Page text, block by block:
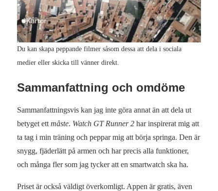
Du kan skapa peppande filmer såsom dessa att dela i sociala
medier eller skicka till vänner direkt.
Sammanfattning och omdöme
Sammanfattningsvis kan jag inte göra annat än att dela ut
betyget ett måste. Watch GT Runner 2 har inspirerat mig att
ta tag i min träning och peppar mig att börja springa. Den är
snygg, fjäderlätt på armen och har precis alla funktioner,
och många fler som jag tycker att en smartwatch ska ha.
Priset är också väldigt överkomligt. Appen är gratis, även